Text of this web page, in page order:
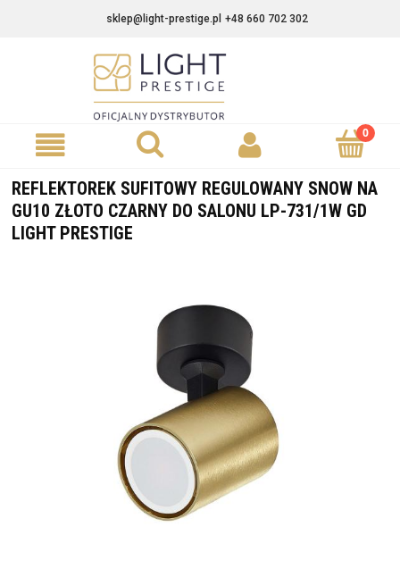
sklep@light-prestige.pl +48 660 702 302
REFLEKTOREK SUFITOWY REGULOWANY SNOW NA
GU10 ZŁOTO CZARNY DO SALONU LP-731/1W GD
LIGHT PRESTIGE